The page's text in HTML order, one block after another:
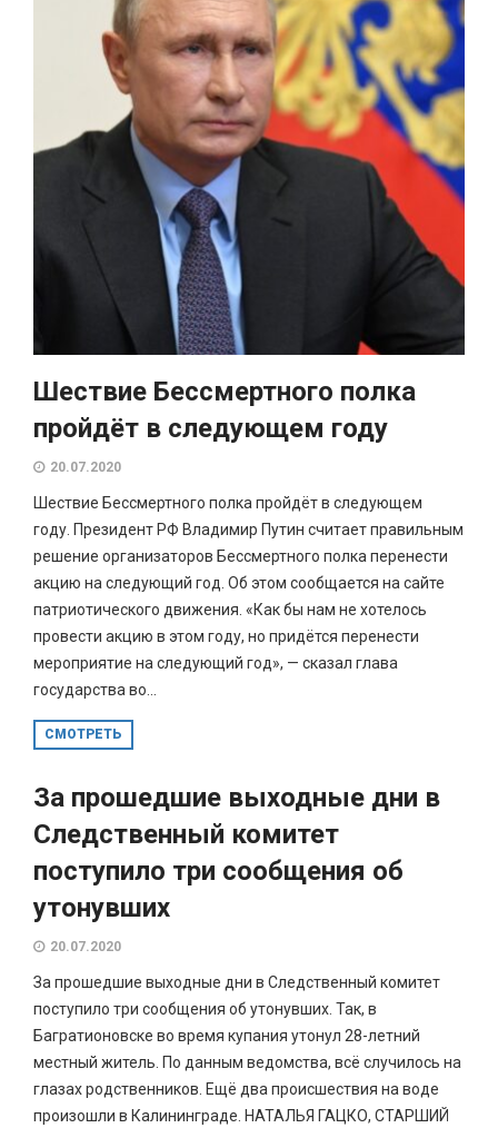
Шествие Бессмертного полка
пройдёт в следующем году
20.07.2020
Шествие Бессмертного полка пройдёт в следующем
году. Президент РФ Владимир Путин считает правильным
решение организаторов Бессмертного полка перенести
акцию на следующий год. Об этом сообщается на сайте
патриотического движения. «Как бы нам не хотелось
провести акцию в этом году, но придётся перенести
мероприятие на следующий год», — сказал глава
государства во...
СМОТРЕТЬ
За прошедшие выходные дни в
Следственный комитет
поступило три сообщения об
утонувших
20.07.2020
За прошедшие выходные дни в Следственный комитет
поступило три сообщения об утонувших. Так, в
Багратионовске во время купания утонул 28-летний
местный житель. По данным ведомства, всё случилось на
глазах родственников. Ещё два происшествия на воде
произошли в Калининграде. НАТАЛЬЯ ГАЦКО, СТАРШИЙ